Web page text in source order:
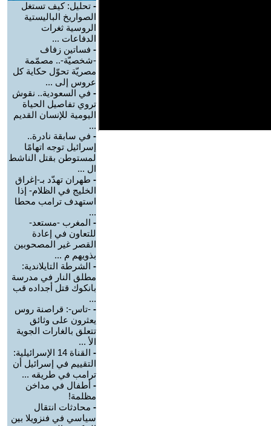
- تحليل: كيف تستغل
الصواريخ الباليستية
الروسية ثغرات
الدفاعات ...
- فساتين زفاف
-شخصيّة-.. مصمّمة
مصريّة تحوّل حكاية كل
عروس إلى ...
- في السعودية.. نقوش
تروي تفاصيل الحياة
اليومية للإنسان القديم
...
- في سابقة نادرة..
إسرائيل توجه اتهامًا
لمستوطن بقتل الناشط
ال ...
- طهران تهدّد بـ-إغراق
الخليج في الظلام- إذا
استهدف ترامب محطا
...
- المغرب -مستعد-
للتعاون في إعادة
القصر غير المصحوبين
بذويهم م ...
- الشرطة التايلاندية:
مطلق النار في مدرسة
بانكوك قتل أجداده قب
...
- -تاس-: قراصنة روس
يعثرون على وثائق
تتعلق بالغارات الجوية
الأ ...
-
القناة 14 الإسرائيلية:
التقييم في إسرائيل أن
ترامب في طريقه ...
- أطفال في مداخن
مظلمة!
- محادثات انتقال
سياسي في فنزويلا بين